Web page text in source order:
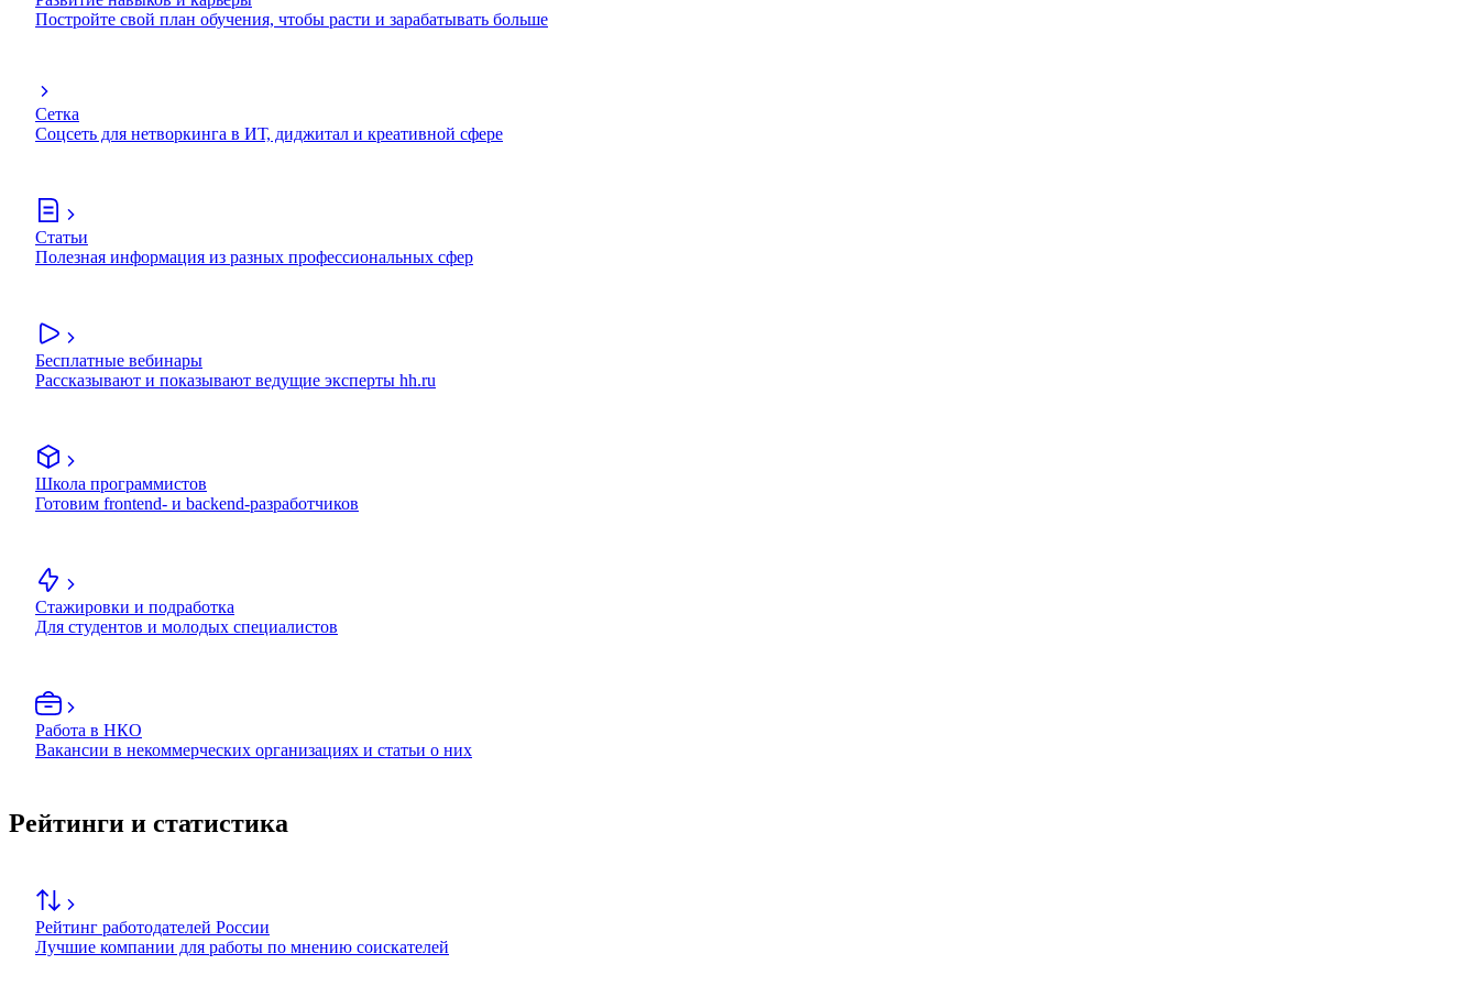
Постройте свой план обучения, чтобы расти и зарабатывать больше
Сетка
Соцсеть для нетворкинга в ИТ, диджитал и креативной сфере
Статьи
Полезная информация из разных профессиональных сфер
Бесплатные вебинары
Рассказывают и показывают ведущие эксперты hh.ru
Школа программистов
Готовим frontend- и backend-разработчиков
Стажировки и подработка
Для студентов и молодых специалистов
Работа в НКО
Вакансии в некоммерческих организациях и статьи о них
Рейтинги и статистика
Рейтинг работодателей России
Лучшие компании для работы по мнению соискателей